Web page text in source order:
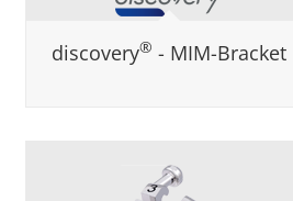
discovery® - MIM-Bracket